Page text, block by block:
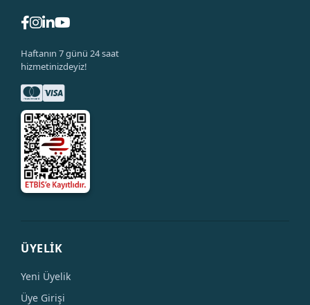
Haftanın 7 günü 24 saat
hizmetinizdeyiz!
ÜYELİK
Yeni Üyelik
Üye Girişi